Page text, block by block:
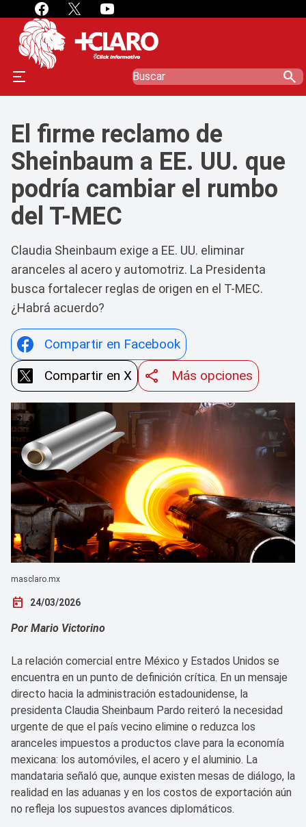
search
El firme reclamo de
Sheinbaum a EE. UU. que
podría cambiar el rumbo
del T-MEC
Claudia Sheinbaum exige a EE. UU. eliminar
aranceles al acero y automotriz. La Presidenta
busca fortalecer reglas de origen en el T-MEC.
¿Habrá acuerdo?
Compartir en Facebook
Compartir en X
Más opciones
masclaro.mx
today 24/03/2026
Por Mario Victorino
La relación comercial entre México y Estados Unidos se
encuentra en un punto de definición crítica. En un mensaje
directo hacia la administración estadounidense, la
presidenta Claudia Sheinbaum Pardo reiteró la necesidad
urgente de que el país vecino elimine o reduzca los
aranceles impuestos a productos clave para la economía
mexicana: los automóviles, el acero y el aluminio. La
mandataria señaló que, aunque existen mesas de diálogo, la
realidad en las aduanas y en los costos de exportación aún
no refleja los supuestos avances diplomáticos.